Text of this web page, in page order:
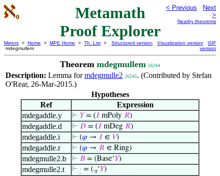
Metamath
Proof Explorer
< Previous
Next
>
Nearby theorems
Mirrors > Home > MPE Home > Th. List >
mdegmullem
Structured version Visualization version
GIF
version
Theorem mdegmullem 26244
Description: Lemma formdegmulle2 26245. (Contributed by Stefan
O'Rear, 26-Mar-2015.)
Hypotheses
Ref
Expression
mdegaddle.y
⊢ 𝑌= (𝐼 mPoly 𝑅)
mdegaddle.d ⊢ 𝐷 = (𝐼 mDeg 𝑅)
mdegaddle.i ⊢ (𝜑 → 𝐼 ∈ 𝑉)
mdegaddle.r ⊢ (𝜑 → 𝑅 ∈ Ring)
mdegmulle2.b ⊢ 𝐵 = (Base‘𝑌)
mdegmulle2.t ⊢ · = (.r‘𝑌)